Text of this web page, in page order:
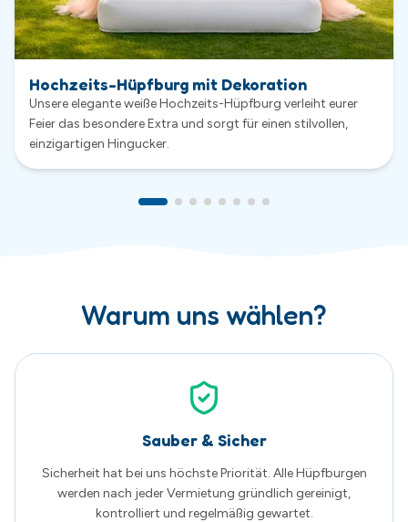
Warum uns wählen?
Sauber & Sicher
werden nach jeder Vermietung gründlich gereinigt,
Viele unserer Hüpfburgen wurden speziell für uns
Event zu einem echten Highlight mit einzigartigem
Erlebnisfaktor.